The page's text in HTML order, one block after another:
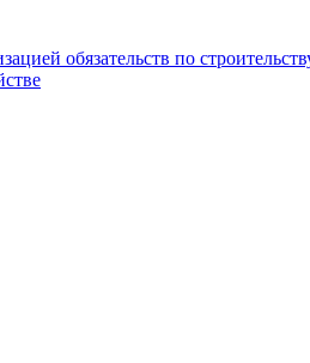
обязательств по